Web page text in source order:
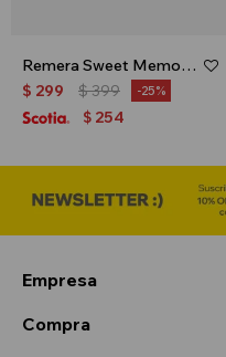
Remera Sweet Memories - Gris
$ 299 $399 25
$ 254
Empresa
Compra